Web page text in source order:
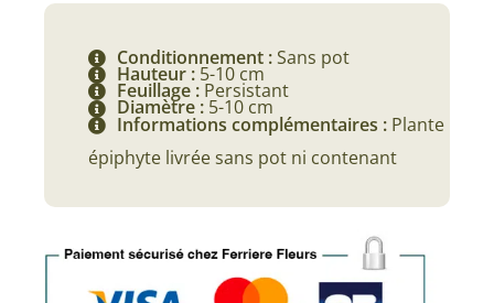
Conditionnement :Sans pot
Hauteur : 5-10 cm
Feuillage : Persistant
Diamètre : 5-10 cm
Informations complémentaires : Plante
épiphyte livrée sans pot ni contenant